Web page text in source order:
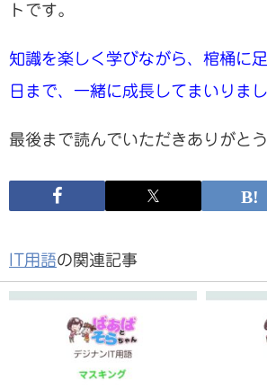
トです。
知識を楽しく学びながら、棺桶に
日まで、一緒に成長してまいりまし
最後まで読んでいただきありがと
IT用語の関連記事